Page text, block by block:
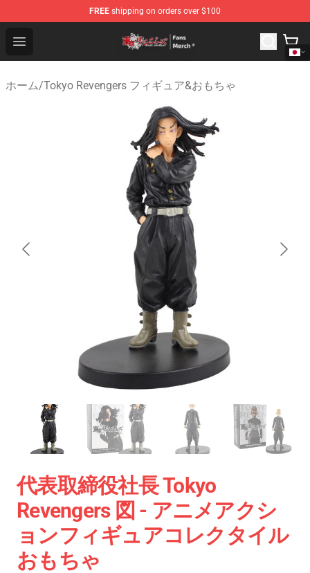
FREE shipping on orders over $100
Open menu
Tokyo Revengers Store - Official Tokyo Revengers
ホーム/Tokyo Revengers フィギュア&おもちゃ
代表取締役社長 Tokyo
Revengers 図 - アニメアクシ
ョンフィギュアコレクタイル
おもちゃ